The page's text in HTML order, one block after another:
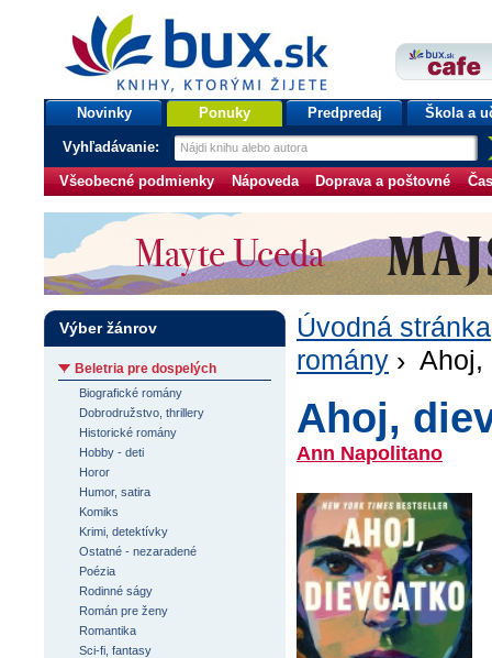
bux.sk
knihy, ktorými žijete
Úvodná stránka
Novinky Ponuky Predpredaj Škola a
Vyhľadávanie:
Všeobecné podmienky Nápoveda Doprava a poštovné
Úvodná stránka
romány › Ahoj,
Ahoj,
Ann Napolitano
Výber žánrov
Beletria pre dospelých
Biografické romány
Dobrodružstvo, thrillery
Historické romány
Hobby - deti
Horor
Humor, satira
Komiks
Krimi, detektívky
Ostatné - nezaradené
Poézia
Rodinné ságy
Román pre ženy
Romantika
Sci-fi, fantasy